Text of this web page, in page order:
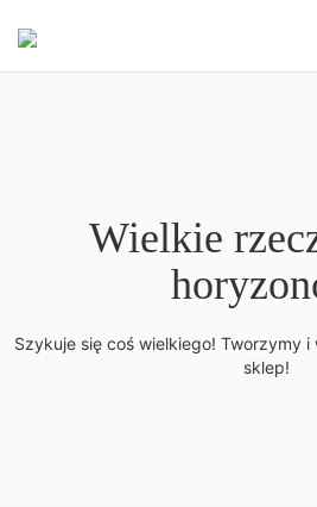
Wielkie
Szykuje się coś wielkiego! Tworzymy
sklep!